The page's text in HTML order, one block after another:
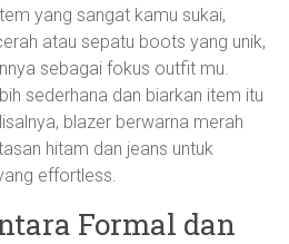
yang sangat kamu sukai,
atau sepatu boots yang unik,
sebagai fokus outfit mu.
sederhana dan biarkan item itu
blazer berwarna merah
hitam dan jeans untuk
effortless.
Formal dan